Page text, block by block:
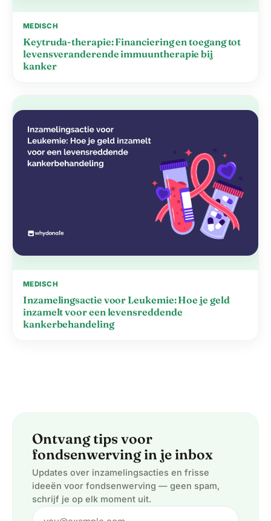
MEDISCH
Keytruda-therapie: Financiering en toegang tot
levensveranderende immuuntherapie bij
kanker
MEDISCH
Inzamelingsactie voor Leukemie: Hoe je geld
inzamelt voor een levensreddende
kankerbehandeling
Ontvang tips voor
fondsenwerving in je inbox
Updates over inzamelingsacties en frisse
ideeën voor fondsenwerving — geen spam,
schrijf je op elk moment uit.